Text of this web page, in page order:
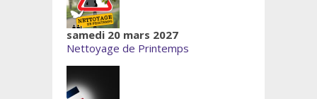
samedi 20 mars 2027
Nettoyage de Printemps